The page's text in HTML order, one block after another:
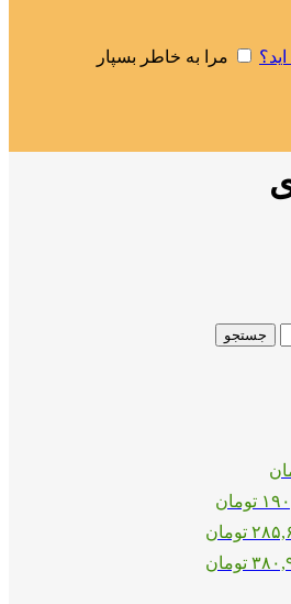
مرا به خاطر بسپار
جستجو
تومان
تومان
تومان